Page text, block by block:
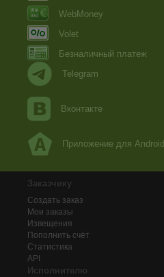
WebMoney
Volet
Безналичный платеж
Telegram
Вконтакте
Приложение для Android
Заказчику
Создать заказ
Мои заказы
Извещения
Пополнить счёт
Статистика
API
Исполнителю